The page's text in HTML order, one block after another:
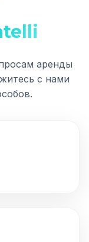
аренды
с нами